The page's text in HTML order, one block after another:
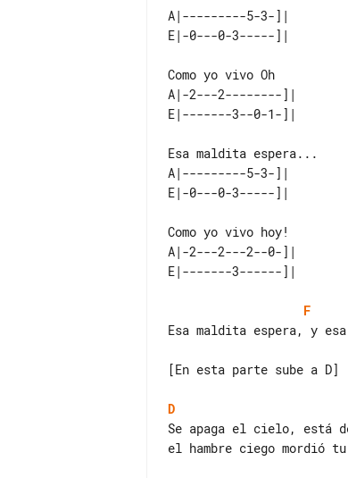
A|---------5-3-]|
A|-2---2--------]|
A|---------5-3-]|
A|-2---2---2--0-]|
F
Esa maldita espera, y
[En esta parte sube a D]
D
Se apaga el cielo, está
el hambre ciego mordió